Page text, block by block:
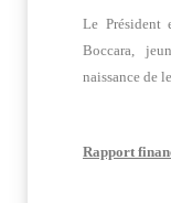
Le Président
Boccara,
naissance de
Rapport